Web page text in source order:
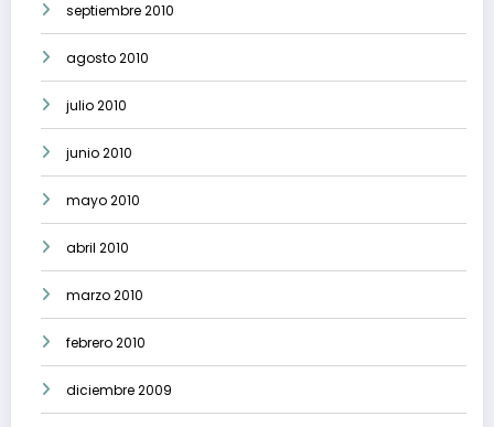
septiembre 2010
agosto 2010
julio 2010
junio 2010
mayo 2010
abril 2010
marzo 2010
febrero 2010
diciembre 2009